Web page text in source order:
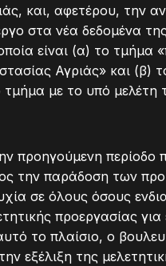
και, αφετέρου, την
στα νέα δεδομένα της
είναι (α) το τμήμα
Αγριάς» και
τμήμα με το υπό
προηγούμενη περίοδο
την παράδοση των
σε όλους όσους
προεργασίας
το πλαίσιο, ο
εξέλιξη της